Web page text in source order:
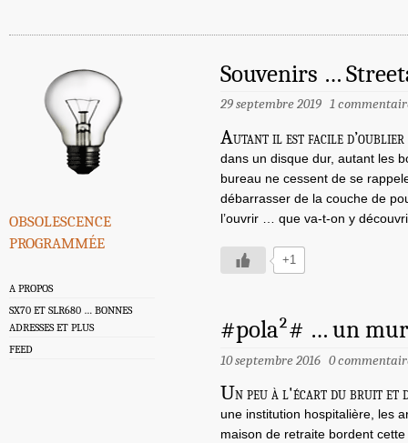
obsolescence
programmée
A PROPOS
SX70 ET SLR680 … BONNES
ADRESSES ET PLUS
FEED
Souvenirs …
29 septembre 2019 1
Autant il est facile d’oublier
dans un disque dur, autant les
bureau ne cessent de se
débarrasser de la couche de
l’ouvrir … que va-t-on y
+1
#pola²# … un
10 septembre 2016 0
Un peu à l'écart du bruit et
une institution hospitalière, les
maison de retraite bordent